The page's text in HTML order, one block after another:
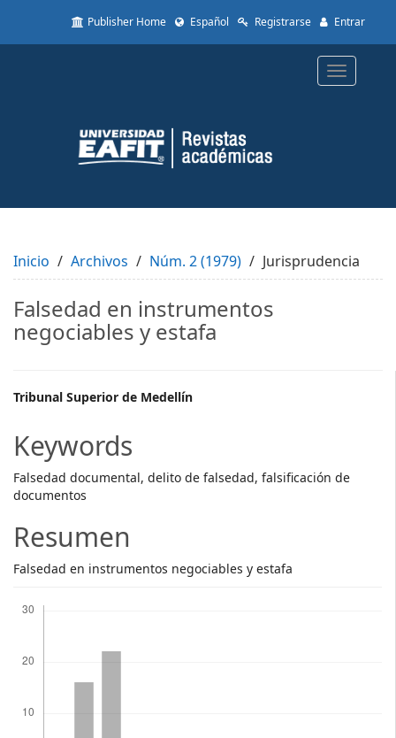
to
Content
Sidebar
Publisher Home Español Registrarse Entrar
Toggle
Inicio Archivos Núm. 2 (1979) Jurisprudencia
Falsedad en instrumentos
negociables y estafa
Main
Article
Content
Tribunal Superior de Medellín
Keywords
Falsedad documental, delito de falsedad, falsificación de
documentos
Resumen
Falsedad en instrumentos negociables y estafa